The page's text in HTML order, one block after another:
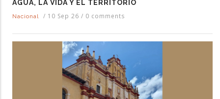
AGUA, LA VIDA Y EL TERRITORIO
Nacional / 10 Sep 26 / 0 comments